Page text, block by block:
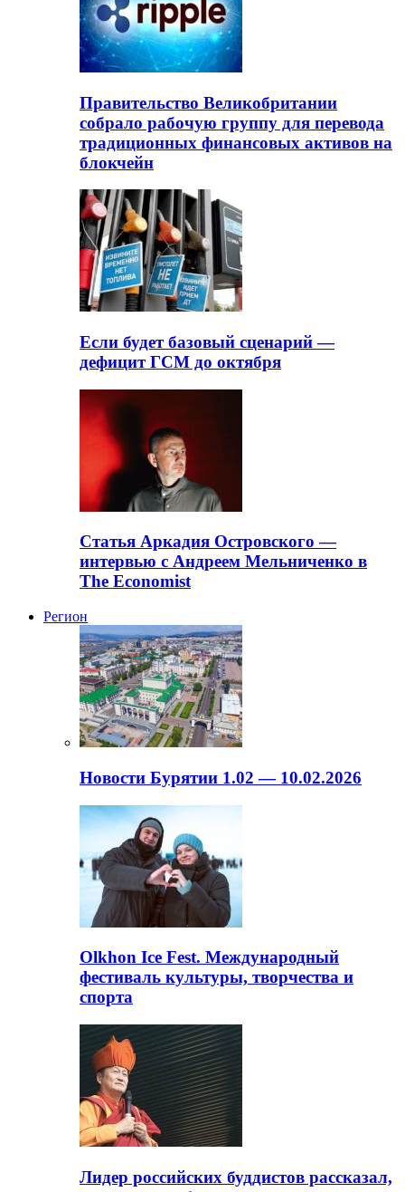
Правительство Великобритании
собрало рабочую группу для перевода
традиционных финансовых активов на
блокчейн
Если будет базовый сценарий —
дефицит ГСМ до октября
Статья Аркадия Островского —
интервью с Андреем Мельниченко в
The Economist
Регион
Новости Бурятии 1.02 — 10.02.2026
Olkhon Ice Fest. Международный
фестиваль культуры, творчества и
спорта
Лидер российских буддистов рассказал,